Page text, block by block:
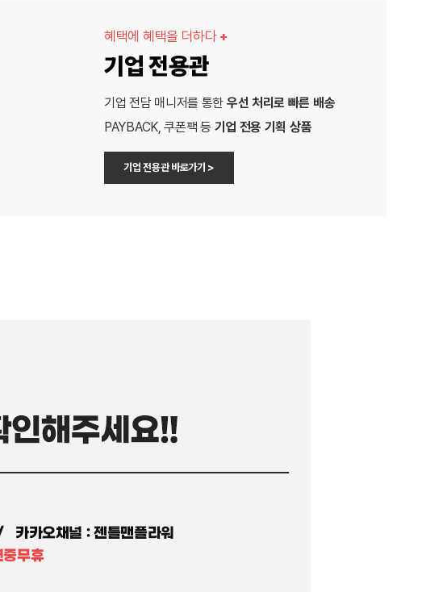
혜택에 혜택을 더하다 +
기업 전용관
기업 전담 매니저를 통한 우선 처리로 빠른 배송
PAYBACK, 쿠폰팩 등 기업 전용 기획 상품
기업 전용관 바로가기 >